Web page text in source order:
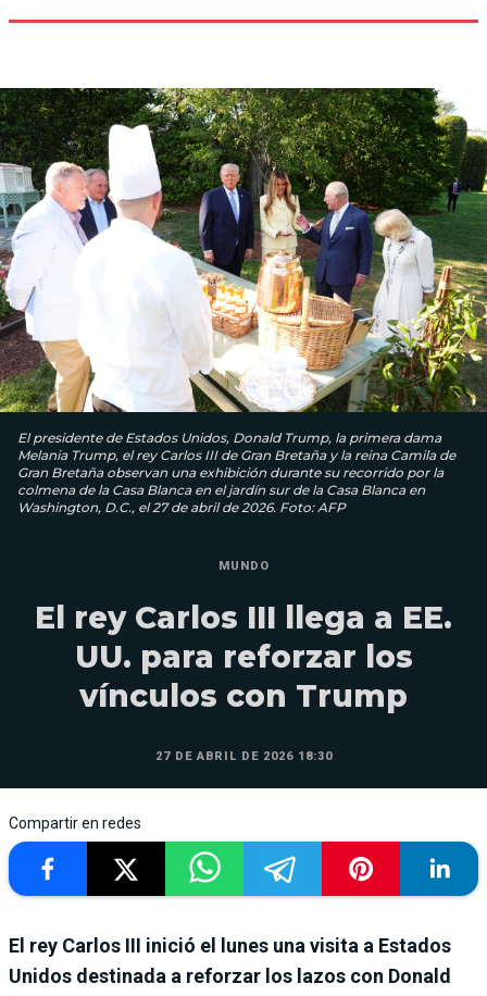
El presidente de Estados Unidos, Donald Trump, la primera dama
Melania Trump, el rey Carlos III de Gran Bretaña y la reina Camila de
Gran Bretaña observan una exhibición durante su recorrido por la
colmena de la Casa Blanca en el jardín sur de la Casa Blanca en
Washington, D.C., el 27 de abril de 2026. Foto: AFP
MUNDO
El rey Carlos III llega a EE.
UU. para reforzar los
vínculos con Trump
27 DE ABRIL DE 2026 18:30
Compartir en redes
El rey Carlos III inició el lunes una visita a Estados
Unidos destinada a reforzar los lazos con Donald